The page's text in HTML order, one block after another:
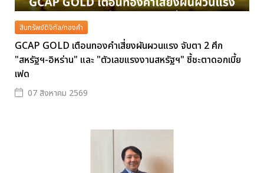
สินทรัพย์ดิจิทัล/ทองคำ
GCAP GOLD เตือนทองคำเสี่ยงผันผวนแรง จับตา 2 ศึก
"สหรัฐฯ-อิหร่าน" และ "ตัวเลขแรงงานสหรัฐฯ" ชี้ชะตาดอกเบี้ย
เฟด
07 สิงหาคม 2569